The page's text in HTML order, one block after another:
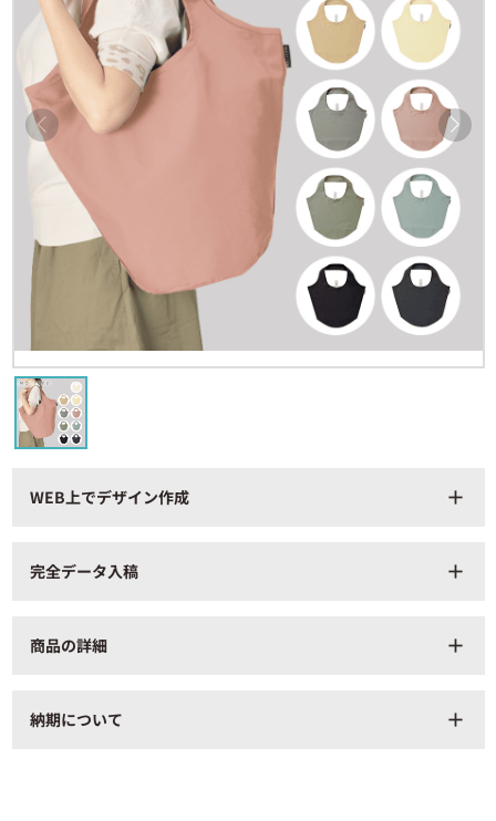
WEB上でデザイン作成 add
完全データ入稿 add
商品の詳細 add
納期について add